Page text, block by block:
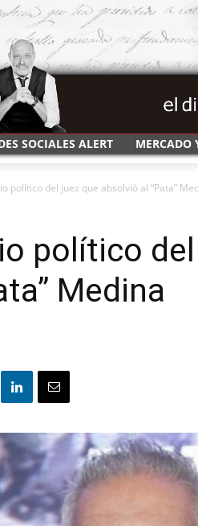
SOCIALES ALERT MERCADO
político del juez que absolvió al “Pata”
político
Medina